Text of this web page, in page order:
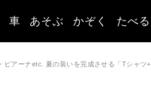
車 あそぶ かぞく たべる
ピアーナetc. 夏の装いを完成させる「Tシャツ